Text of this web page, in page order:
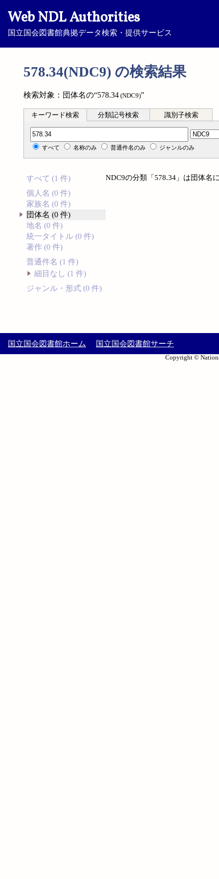
Web NDL Authorities
国立国会図書館典拠データ検索・提供サービス
578.34(NDC9) の検索結果
検索対象：団体名の“578.34 (NDC9)”
キーワード検索 分類記号検索 識別子検索
分類記号検索
すべて 名称のみ 普通件名のみ ジャンルのみ
すべて (1 件)
個人名 (0 件)
家族名 (0 件)
団体名 (0 件)
地名 (0 件)
統一タイトル (0 件)
著作 (0 件)
普通件名 (1 件)
細目なし (1 件)
ジャンル・形式 (0 件)
NDC9の分類「578.34」は団体名
国立国会図書館ホーム 国立国会図書館サーチ
Copyright ©